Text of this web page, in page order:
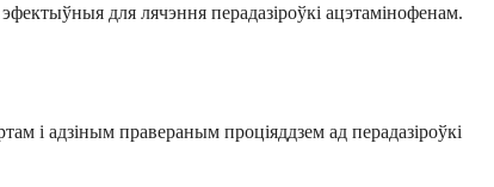
для лячэння перадазіроўкі ацэтамінофенам.
і адзіным правераным проціяддзем ад перадазіроўкі